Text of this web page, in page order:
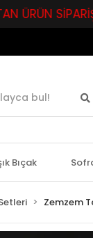
Bıçak
Zemzem